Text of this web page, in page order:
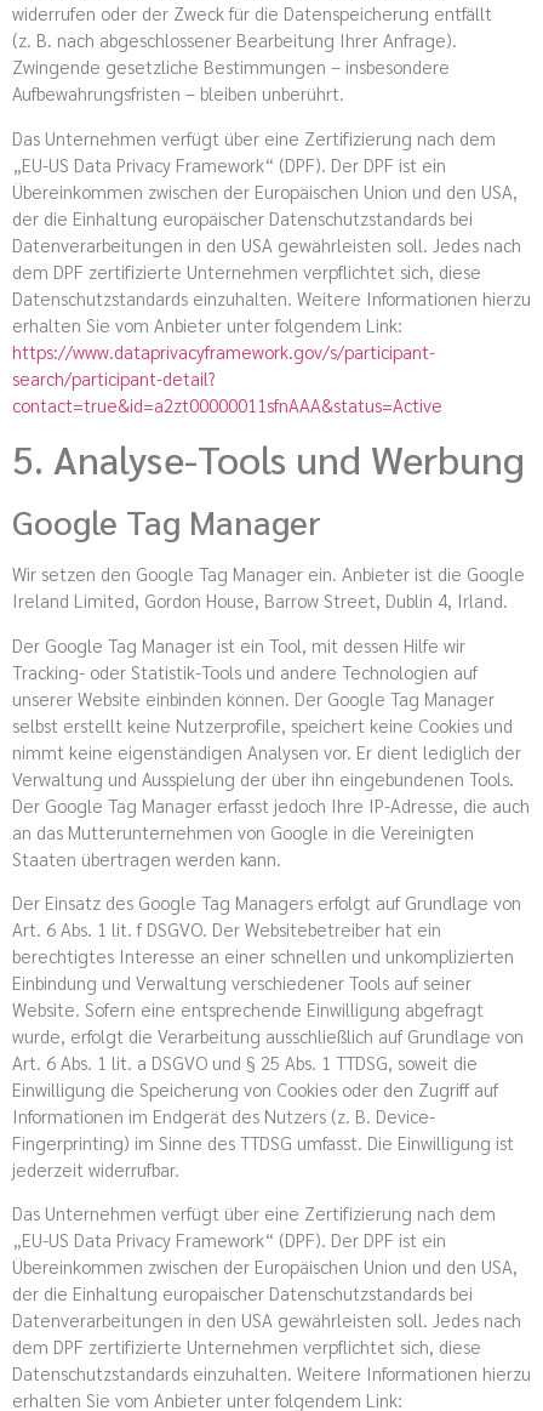
widerrufen oder der Zweck für die Datenspeicherung entfällt
(z. B. nach abgeschlossener Bearbeitung Ihrer Anfrage).
Zwingende gesetzliche Bestimmungen – insbesondere
Aufbewahrungsfristen – bleiben unberührt.
Das Unternehmen verfügt über eine Zertifizierung nach dem
„EU-US Data Privacy Framework“ (DPF). Der DPF ist ein
Übereinkommen zwischen der Europäischen Union und den USA,
der die Einhaltung europäischer Datenschutzstandards bei
Datenverarbeitungen in den USA gewährleisten soll. Jedes nach
dem DPF zertifizierte Unternehmen verpflichtet sich, diese
Datenschutzstandards einzuhalten. Weitere Informationen hierzu
erhalten Sie vom Anbieter unter folgendem Link:
https://www.dataprivacyframework.gov/s/participant-
search/participant-detail?
contact=true&id=a2zt00000011sfnAAA&status=Active
5. Analyse-Tools und Werbung
Google Tag Manager
Wir setzen den Google Tag Manager ein. Anbieter ist die Google
Ireland Limited, Gordon House, Barrow Street, Dublin 4, Irland.
Der Google Tag Manager ist ein Tool, mit dessen Hilfe wir
Tracking- oder Statistik-Tools und andere Technologien auf
unserer Website einbinden können. Der Google Tag Manager
selbst erstellt keine Nutzerprofile, speichert keine Cookies und
nimmt keine eigenständigen Analysen vor. Er dient lediglich der
Verwaltung und Ausspielung der über ihn eingebundenen Tools.
Der Google Tag Manager erfasst jedoch Ihre IP-Adresse, die auch
an das Mutterunternehmen von Google in die Vereinigten
Staaten übertragen werden kann.
Der Einsatz des Google Tag Managers erfolgt auf Grundlage von
Art. 6 Abs. 1 lit. f DSGVO. Der Websitebetreiber hat ein
berechtigtes Interesse an einer schnellen und unkomplizierten
Einbindung und Verwaltung verschiedener Tools auf seiner
Website. Sofern eine entsprechende Einwilligung abgefragt
wurde, erfolgt die Verarbeitung ausschließlich auf Grundlage von
Art. 6 Abs. 1 lit. a DSGVO und § 25 Abs. 1 TTDSG, soweit die
Einwilligung die Speicherung von Cookies oder den Zugriff auf
Informationen im Endgerät des Nutzers (z. B. Device-
Fingerprinting) im Sinne des TTDSG umfasst. Die Einwilligung ist
jederzeit widerrufbar.
Das Unternehmen verfügt über eine Zertifizierung nach dem
„EU-US Data Privacy Framework“ (DPF). Der DPF ist ein
Übereinkommen zwischen der Europäischen Union und den USA,
der die Einhaltung europäischer Datenschutzstandards bei
Datenverarbeitungen in den USA gewährleisten soll. Jedes nach
dem DPF zertifizierte Unternehmen verpflichtet sich, diese
Datenschutzstandards einzuhalten. Weitere Informationen hierzu
erhalten Sie vom Anbieter unter folgendem Link: